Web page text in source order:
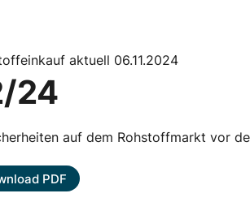
aktuell 06.11.2024
24
auf dem Rohstoffmarkt vor
PDF